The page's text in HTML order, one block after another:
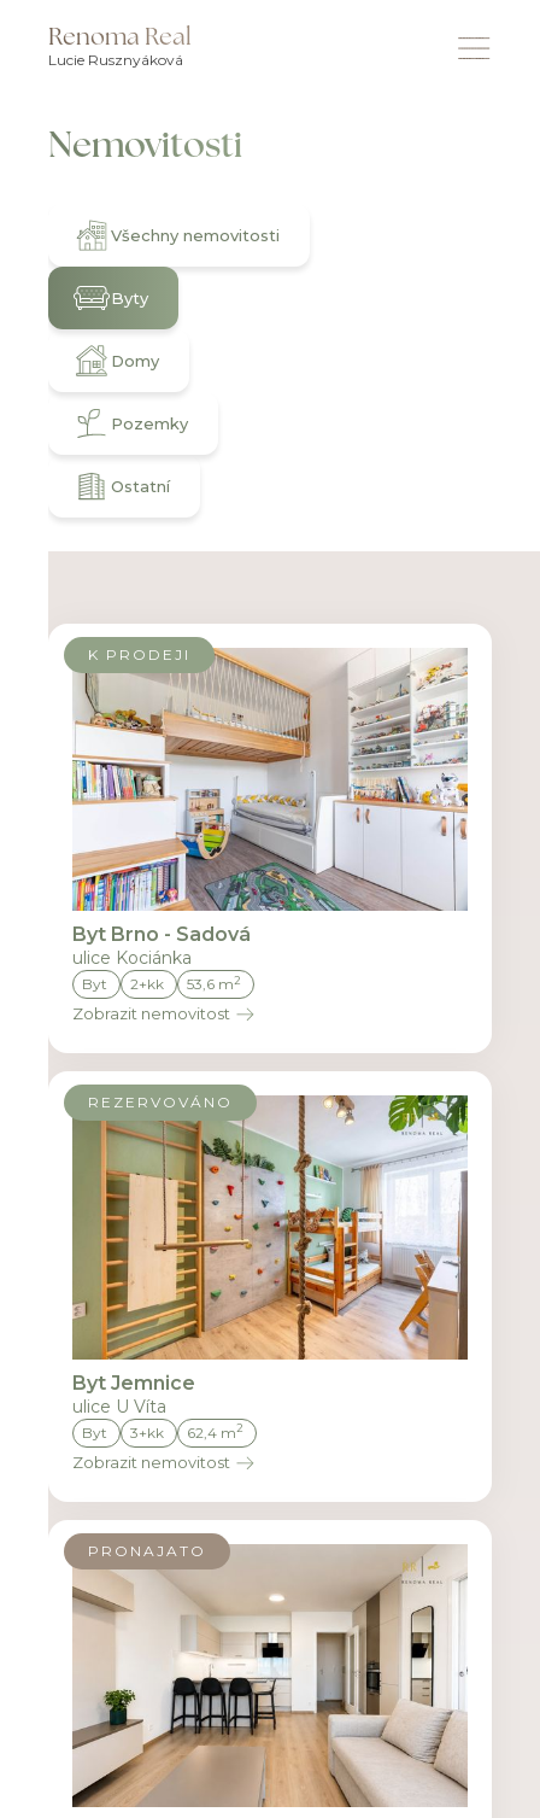
Renoma Real
Lucie Rusznyáková
Nemovitosti
Všechny nemovitosti
Byty
Domy
Pozemky
Ostatní
K PRODEJI
Byt Brno - Sadová
ulice Kociánka
Byt 2+kk 53,6 m2
Zobrazit nemovitost
REZERVOVÁNO
Byt Jemnice
ulice U Víta
Byt 3+kk 62,4 m2
Zobrazit nemovitost
PRONAJATO